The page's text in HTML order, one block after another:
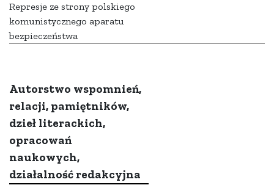
Represje ze strony polskiego
komunistycznego aparatu
bezpieczeństwa
Autorstwo wspomnień,
relacji, pamiętników,
dzieł literackich,
opracowań
naukowych,
działalność redakcyjna